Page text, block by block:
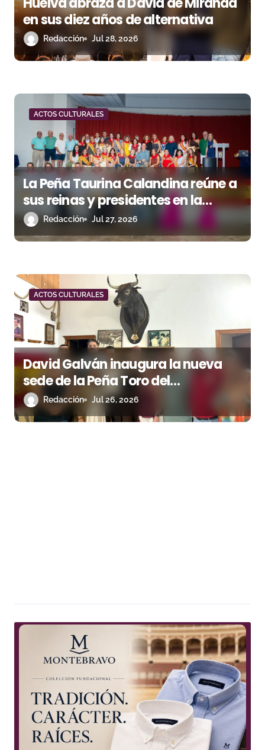
n
t
r
s
en sus diez años de alternativa
Redacción Jul 28, 2026
ACTOS CULTURALES
La Peña Taurina Calandina reúne a
sus reinas y presidentes en la
celebración de su 50.º aniversario
Redacción Jul 27, 2026
ACTOS CULTURALES
David Galván inaugura la nueva
sede de la Peña Toro del
Aguardiente de San Roque
Redacción Jul 26, 2026